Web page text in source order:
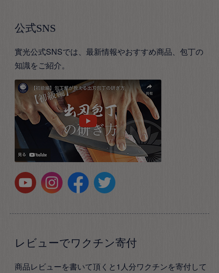
公式SNS
實光公式SNSでは、最新情報やおすすめ商品、包丁の
知識をご紹介。
レビューでワクチン寄付
商品レビューを書いて頂くと1人分ワクチンを寄付して